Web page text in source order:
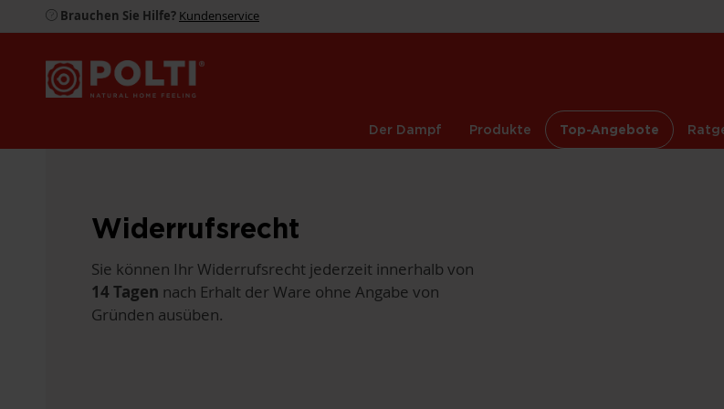
Brauchen Sie Hilfe? Kundenservice
Der Dampf Produkte Top-Angebote
Widerrufsrecht
Sie können Ihr Widerrufsrecht jederzeit innerhalb von
14 Tagen nach Erhalt der Ware ohne Angabe von
Gründen ausüben.